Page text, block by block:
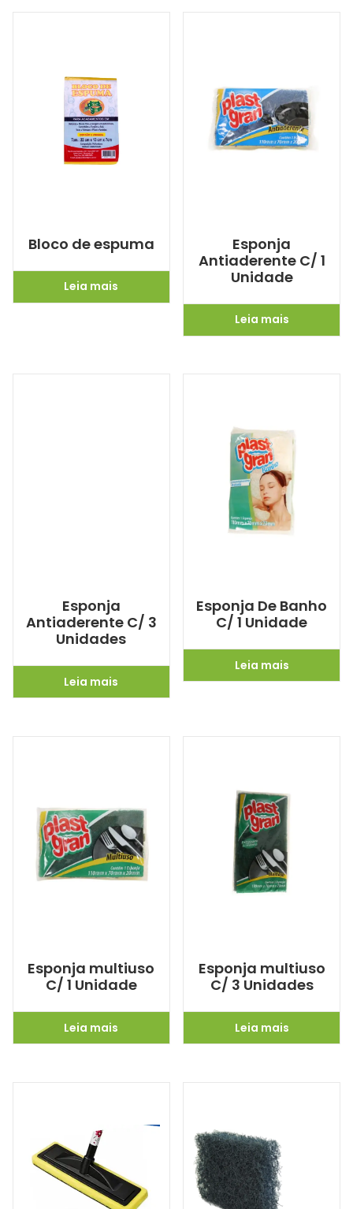
Bloco de espuma
Leia mais
Esponja
Antiaderente C/ 1
Unidade
Leia mais
Esponja
Antiaderente C/ 3
Unidades
Leia mais
Esponja De Banho
C/ 1 Unidade
Leia mais
Esponja multiuso
C/ 1 Unidade
Leia mais
Esponja multiuso
C/ 3 Unidades
Leia mais